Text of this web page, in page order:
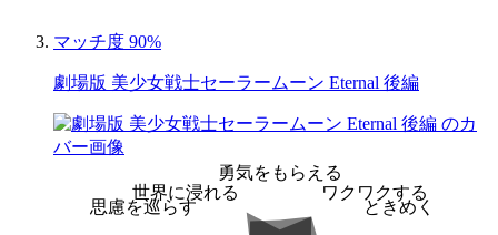
マッチ度 90%
劇場版 美少女戦士セーラームーン Eternal 後編
勇気をもらえる
ワクワクする
ときめく
思慮を巡らす
世界に浸れる